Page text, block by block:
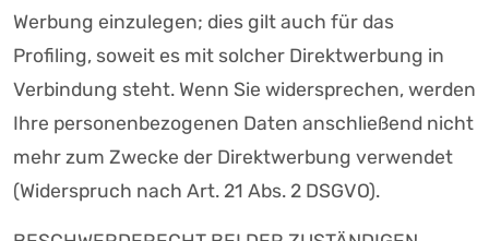
Werbung einzulegen; dies gilt auch für das
Profiling, soweit es mit solcher Direktwerbung in
Verbindung steht. Wenn Sie widersprechen, werden
Ihre personenbezogenen Daten anschließend nicht
mehr zum Zwecke der Direktwerbung verwendet
(Widerspruch nach Art. 21 Abs. 2 DSGVO).